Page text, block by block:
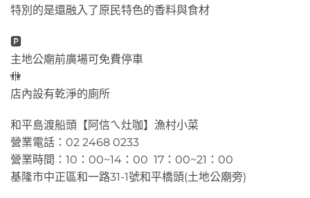
特別的是還融入了原民特色的香料與食材
🅿
主地公廟前廣場可免費停車
🚻
店內設有乾淨的廁所
和平島渡船頭【阿信ㄟ灶咖】漁村小菜
營業電話：02 2468 0233
營業時間：10：00~14：00 17：00~21：00
基隆市中正區和一路31-1號和平橋頭(土地公廟旁)